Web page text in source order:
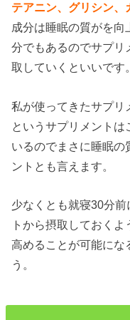
テアニン、グリシン、
成分は睡眠の質がを
分でもあるのでサプリ
取していくといいです。
私が使ってきたサプリ
というサプリメント
いるのでまさに睡眠の
ントとも言えます。
少なくとも就寝30分
トから摂取しておく
高めることが可能にな
う。